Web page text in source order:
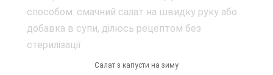
Салат з капусти на зиму